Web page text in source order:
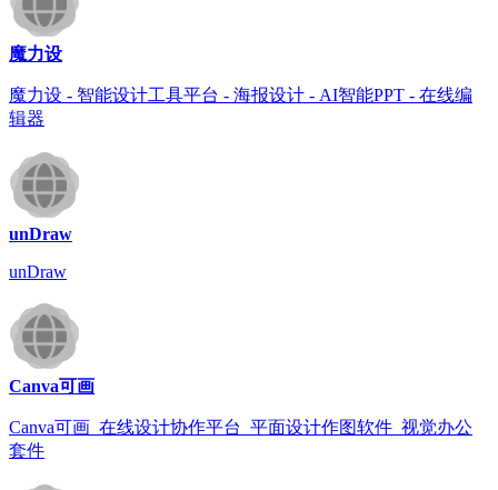
魔力设
魔力设 - 智能设计工具平台 - 海报设计 - AI智能PPT - 在线编
辑器
unDraw
unDraw
Canva可画
Canva可画_在线设计协作平台_平面设计作图软件_视觉办公
套件